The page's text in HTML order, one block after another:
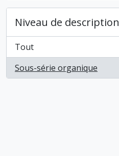
Niveau de description
Tout
Sous-série organique
, 1 résultats